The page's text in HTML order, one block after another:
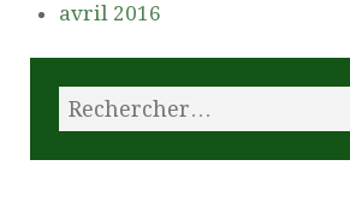
avril 2016